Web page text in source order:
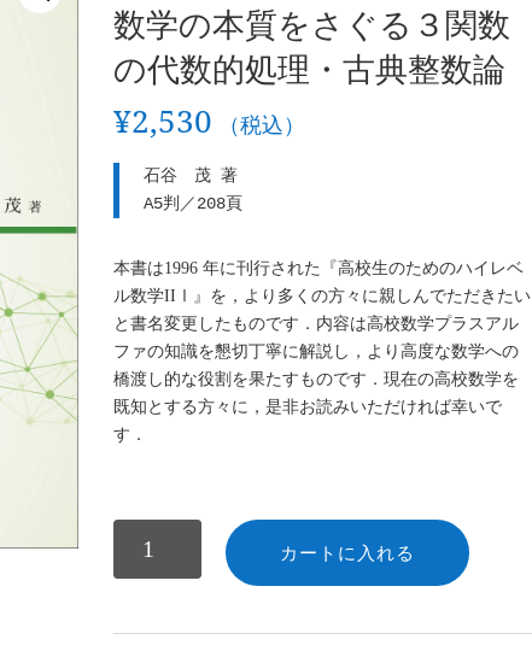
数学の本質をさぐる３関数
の代数的処理・古典整数論
¥2,530 （税込）
石谷　茂 著
A5判／208頁
本書は1996 年に刊行された『高校生のためのハイレベ
ル数学IIⅠ』を，より多くの方々に親しんでただきたい
と書名変更したものです．内容は高校数学プラスアル
ファの知識を懇切丁寧に解説し，より高度な数学への
橋渡し的な役割を果たすものです．現在の高校数学を
既知とする方々に，是非お読みいただければ幸いで
す．
カートに入れる